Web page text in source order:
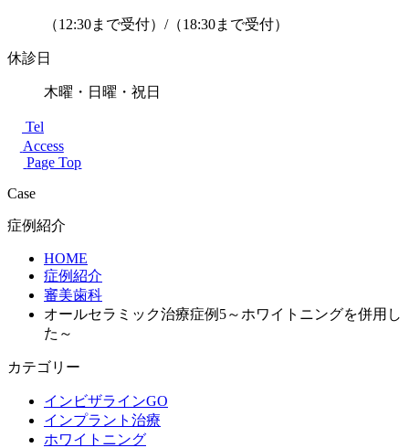
（12:30まで受付）/（18:30まで受付）
休診日
木曜・日曜・祝日
Tel
Access
Page Top
Case
症例紹介
HOME
症例紹介
審美歯科
オールセラミック治療症例5～ホワイトニングを併用し
た～
カテゴリー
インビザラインGO
インプラント治療
ホワイトニング